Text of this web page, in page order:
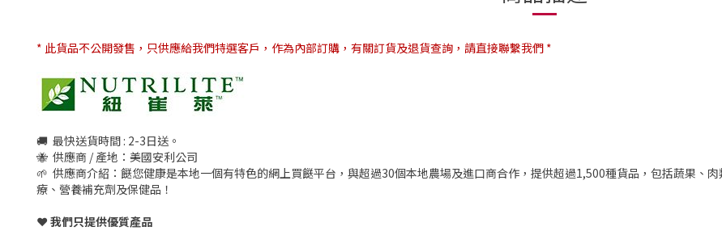
* 此貨品不公開發售，只供應給我們特選客戶，作為內部訂購，有關訂貨及退貨查詢，請直接聯繫我們 *
🚚 最快送貨時間 : 2-3日送。
🐝 供應商 / 產地：美國安利公司
🌱 供應商介紹：餸您健康是本地一個有特色的網上買餸平台，與超過30個本地農場及進口商合作，提供超過1,500種貨品，包括蔬果、
療、營養補充劑及保健品！
❤️ 我們只提供優質產品